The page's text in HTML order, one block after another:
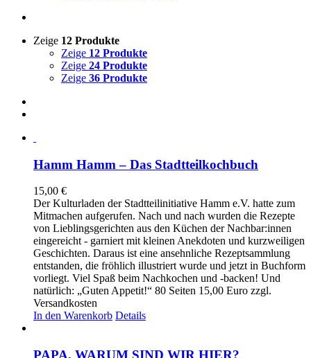
Zeige 12 Produkte
Zeige 12 Produkte
Zeige 24 Produkte
Zeige 36 Produkte
Hamm Hamm – Das Stadtteilkochbuch
15,00 €
Der Kulturladen der Stadtteilinitiative Hamm e.V. hatte zum
Mitmachen aufgerufen. Nach und nach wurden die Rezepte
von Lieblingsgerichten aus den Küchen der Nachbar:innen
eingereicht - garniert mit kleinen Anekdoten und kurzweiligen
Geschichten. Daraus ist eine ansehnliche Rezeptsammlung
entstanden, die fröhlich illustriert wurde und jetzt in Buchform
vorliegt. Viel Spaß beim Nachkochen und -backen! Und
natürlich: „Guten Appetit!“ 80 Seiten 15,00 Euro zzgl.
Versandkosten
In den Warenkorb Details
PAPA, WARUM SIND WIR HIER?